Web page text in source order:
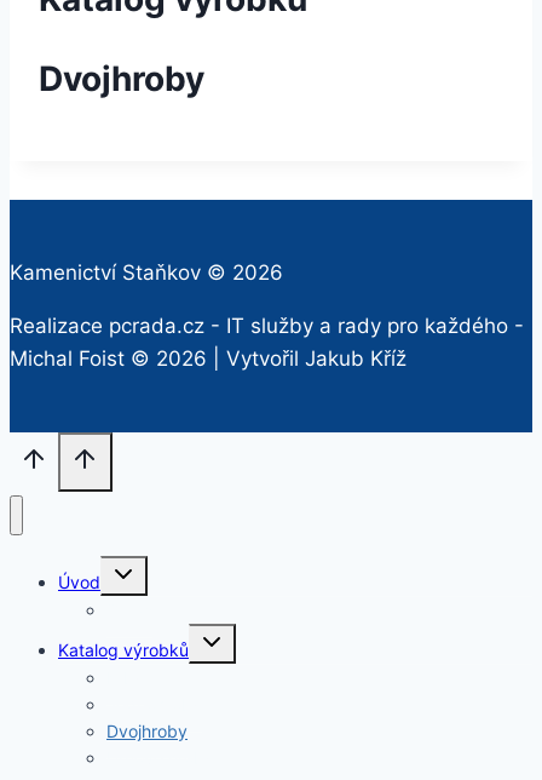
Dvojhroby
Kamenictví Staňkov © 2026
Realizace pcrada.cz - IT služby a rady pro každého -
Michal Foist © 2026 | Vytvořil Jakub Kříž
Úvod
Rozbalit
dětskou
Katalog výrobků
Rozbalit
dětskou
Dvojhroby